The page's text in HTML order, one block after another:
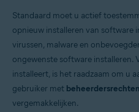
Besturingssystemen:
Microsoft Windows 10 Home / Pro
Microsoft Windows 8.1 / Pro /
Standaard moet u actief
opnieuw installeren van
virussen, malware en
ongewenste software installeren.
installeert, is het raadzaam om u
gebruiker met beheerdersrechten
vergemakkelijken.